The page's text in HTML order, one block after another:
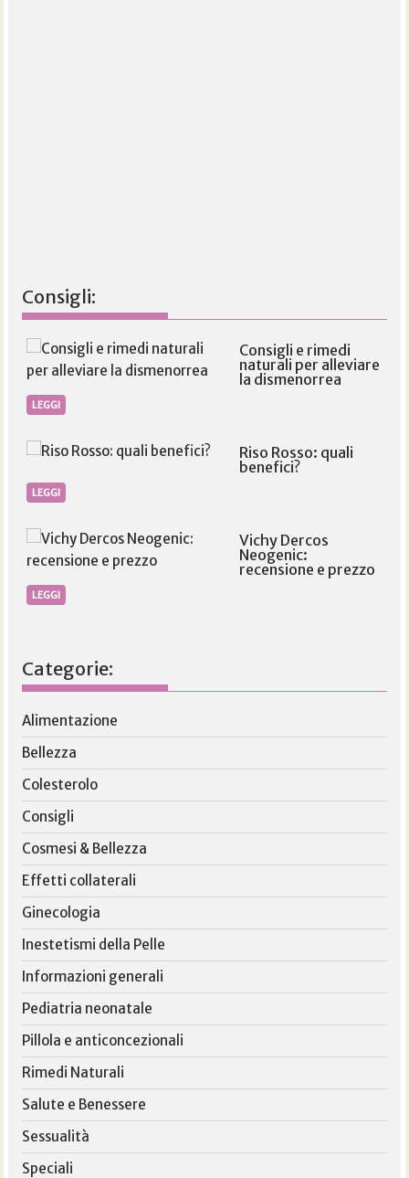
Consigli:
Consigli e rimedi
naturali per alleviare
la dismenorrea
LEGGI
Riso Rosso: quali
benefici?
LEGGI
Vichy Dercos
Neogenic:
recensione e prezzo
LEGGI
Categorie:
Alimentazione
Bellezza
Colesterolo
Consigli
Cosmesi & Bellezza
Effetti collaterali
Ginecologia
Inestetismi della Pelle
Informazioni generali
Pediatria neonatale
Pillola e anticoncezionali
Rimedi Naturali
Salute e Benessere
Sessualità
Speciali